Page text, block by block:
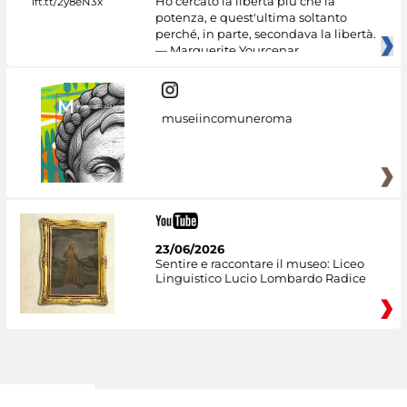
potenza, e quest'ultima soltanto
perché, in parte, secondava la libertà.
— Marguerite Yourcenar
museiincomuneroma
23/06/2026
Sentire e raccontare il museo: Liceo
Linguistico Lucio Lombardo Radice